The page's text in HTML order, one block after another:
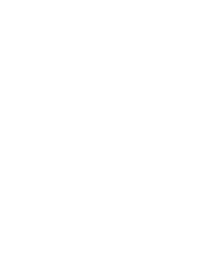
alb
alb fildes cu sau fara
intr-un spatiu
ce adauga un plus de
Dormitor